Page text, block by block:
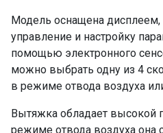
Модель оснащена дисплеем,
управление и настройку
помощью электронного
можно выбрать одну из 4
в режиме отвода воздуха
Вытяжка обладает высокой
режиме отвода воздуха она